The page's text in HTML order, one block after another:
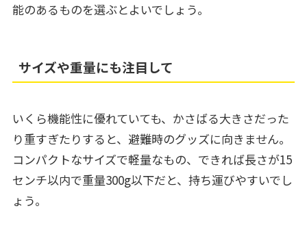
能のあるものを選ぶとよいでしょう。
サイズや重量にも注目して
いくら機能性に優れていても、かさばる大きさだった
り重すぎたりすると、避難時のグッズに向きません。
コンパクトなサイズで軽量なもの、できれば長さが15
センチ以内で重量300g以下だと、持ち運びやすいでし
ょう。